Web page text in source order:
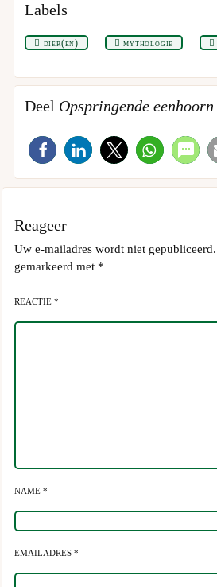
Labels
dier(en) mythologie
Deel Opspringende eenhoorn
Reageer
Uw e-mailadres wordt niet gepubliceerd.
gemarkeerd met *
REACTIE *
NAME *
EMAILADRES *